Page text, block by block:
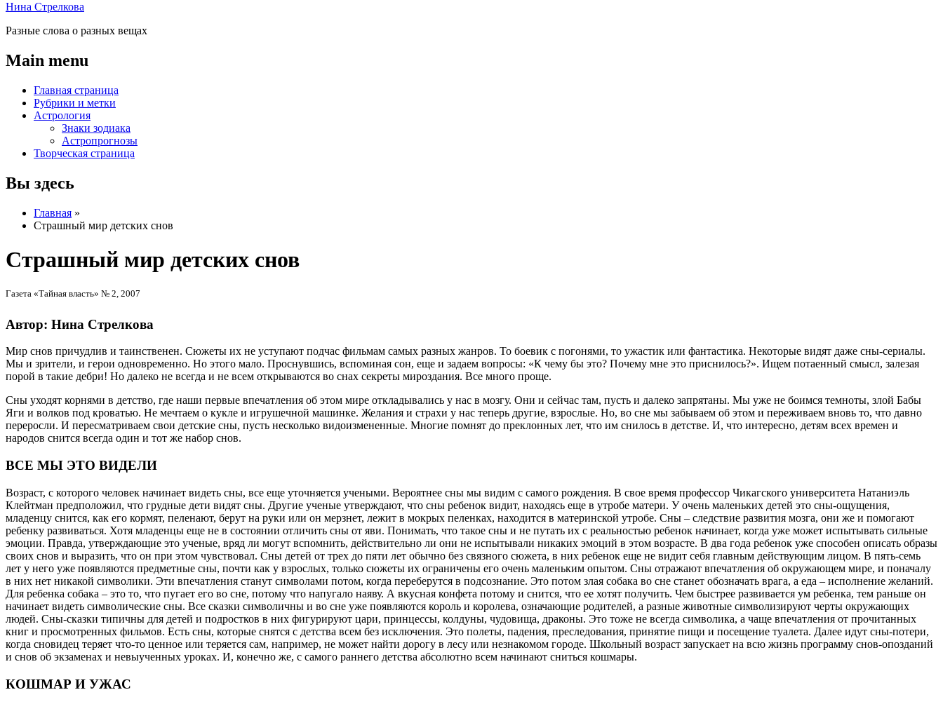
Нина Стрелкова
Разные слова о разных вещах
Main menu
Главная страница
Рубрики и метки
Астрология
Знаки зодиака
Астропрогнозы
Творческая страница
Вы здесь
Главная »
Страшный мир детских снов
Страшный мир детских снов
Газета «Тайная власть» № 2, 2007
Автор: Нина Стрелкова
Мир снов причудлив и таинственен. Сюжеты их не уступают подчас фильмам самых разных жанров. То боевик с погонями, то ужастик или фантастика. Некоторые видят даже сны-сериалы.
Мы и зрители, и герои одновременно. Но этого мало. Проснувшись, вспоминая сон, еще и задаем вопросы: «К чему бы это? Почему мне это приснилось?». Ищем потаенный смысл, залезая
порой в такие дебри! Но далеко не всегда и не всем открываются во снах секреты мироздания. Все много проще.
Сны уходят корнями в детство, где наши первые впечатления об этом мире откладывались у нас в мозгу. Они и сейчас там, пусть и далеко запрятаны. Мы уже не боимся темноты, злой Бабы
Яги и волков под кроватью. Не мечтаем о кукле и игрушечной машинке. Желания и страхи у нас теперь другие, взрослые. Но, во сне мы забываем об этом и переживаем вновь то, что давно
переросли. И пересматриваем свои детские сны, пусть несколько видоизмененные. Многие помнят до преклонных лет, что им снилось в детстве. И, что интересно, детям всех времен и
народов снится всегда один и тот же набор снов.
ВСЕ МЫ ЭТО ВИДЕЛИ
Возраст, с которого человек начинает видеть сны, все еще уточняется учеными. Вероятнее сны мы видим с самого рождения. В свое время профессор Чикагского университета Натаниэль
Клейтман предположил, что грудные дети видят сны. Другие ученые утверждают, что сны ребенок видит, находясь еще в утробе матери. У очень маленьких детей это сны-ощущения,
младенцу снится, как его кормят, пеленают, берут на руки или он мерзнет, лежит в мокрых пеленках, находится в материнской утробе. Сны – следствие развития мозга, они же и помогают
ребенку развиваться. Хотя младенцы еще не в состоянии отличить сны от яви. Понимать, что такое сны и не путать их с реальностью ребенок начинает, когда уже может испытывать сильные
эмоции. Правда, утверждающие это ученые, вряд ли могут вспомнить, действительно ли они не испытывали никаких эмоций в этом возрасте. В два года ребенок уже способен описать образы
своих снов и выразить, что он при этом чувствовал. Сны детей от трех до пяти лет обычно без связного сюжета, в них ребенок еще не видит себя главным действующим лицом. В пять-семь
лет у него уже появляются предметные сны, почти как у взрослых, только сюжеты их ограничены его очень маленьким опытом. Сны отражают впечатления об окружающем мире, и поначалу
в них нет никакой символики. Эти впечатления станут символами потом, когда переберутся в подсознание. Это потом злая собака во сне станет обозначать врага, а еда – исполнение желаний.
Для ребенка собака – это то, что пугает его во сне, потому что напугало наяву. А вкусная конфета потому и снится, что ее хотят получить. Чем быстрее развивается ум ребенка, тем раньше он
начинает видеть символические сны. Все сказки символичны и во сне уже появляются король и королева, означающие родителей, а разные животные символизируют черты окружающих
людей. Сны-сказки типичны для детей и подростков в них фигурируют цари, принцессы, колдуны, чудовища, драконы. Это тоже не всегда символика, а чаще впечатления от прочитанных
книг и просмотренных фильмов. Есть сны, которые снятся с детства всем без исключения. Это полеты, падения, преследования, принятие пищи и посещение туалета. Далее идут сны-потери,
когда сновидец теряет что-то ценное или теряется сам, например, не может найти дорогу в лесу или незнакомом городе. Школьный возраст запускает на всю жизнь программу снов-опозданий
и снов об экзаменах и невыученных уроках. И, конечно же, с самого раннего детства абсолютно всем начинают сниться кошмары.
КОШМАР И УЖАС